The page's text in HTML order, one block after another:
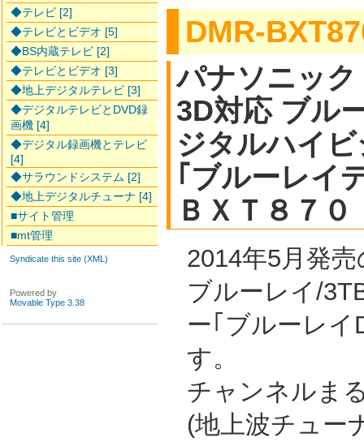
DMR-
パナソニック
3D対応 ブル
ジタルハイ
｢ブルーレイ
ＢＸＴ８７０
2014年5月発
ブルーレイ/
ー｢ブルーレイ
す。
チャンネルま
(地上波チュー
◆テレビ [2]
◆テレビとビデオ [5]
◆BS内蔵テレビ [2]
◆テレビとビデオ [3]
◆地上デジタルテレビ [3]
◆デジタルテレビとDVD録
画機 [4]
◆デジタル録画機とテレビ
[4]
◆サラウンドシステム [2]
◆地上デジタルチューナ [4]
■サイト管理
■mt管理
Syndicate this site (XML)
Powered by
Movable Type 3.38